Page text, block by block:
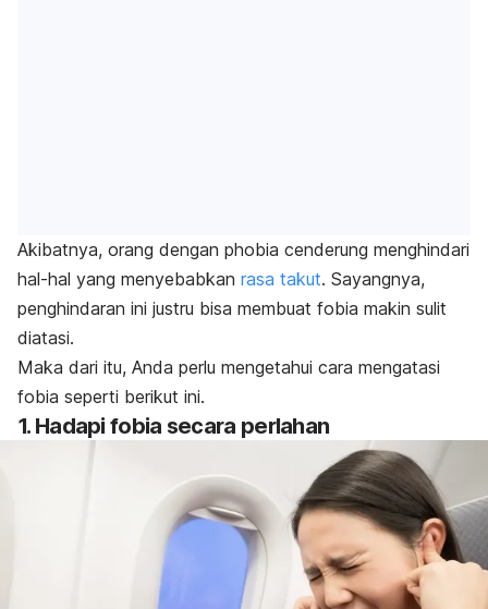
Akibatnya, orang dengan phobia cenderung menghindari
hal-hal yang menyebabkan rasa takut. Sayangnya,
penghindaran ini justru bisa membuat fobia makin sulit
diatasi.
Maka dari itu, Anda perlu mengetahui cara mengatasi
fobia seperti berikut ini.
1. Hadapi fobia secara perlahan